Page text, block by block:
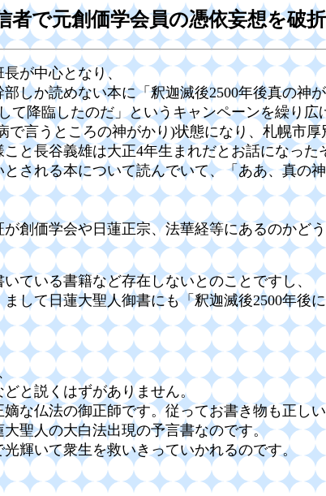
者で元創価学会員の憑依妄想を破折
が中心となり、
しか読めない本に「釈迦滅後2500年後真の神
降臨したのだ」というキャンペーンを繰り広
言うところの神がかり)状態になり、札幌市
と長谷義雄は大正4年生まれだとお話になっ
される本について読んでいて、「ああ、真の
創価学会や日蓮正宗、法華経等にあるのかど
ている書籍など存在しないとのことですし、
して日蓮大聖人御書にも「釈迦滅後2500年後
と説くはずがありません。
な仏法の御正師です。従ってお書き物も正しい
聖人の大白法出現の予言書なのです。
輝いて衆生を救いきっていかれるのです。